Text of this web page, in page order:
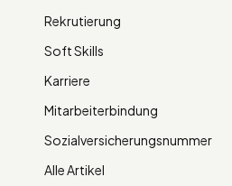
Rekrutierung
Soft Skills
Karriere
Mitarbeiterbindung
Sozialversicherungsnummer
Alle Artikel